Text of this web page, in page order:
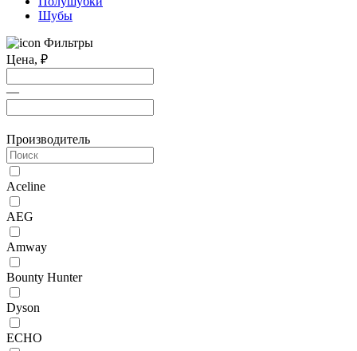
Шубы
Фильтры
Цена, ₽
—
Производитель
Aceline
AEG
Amway
Bounty Hunter
Dyson
ECHO